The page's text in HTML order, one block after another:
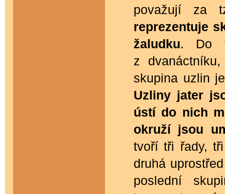
považují za
reprezentuje
žaludku. Do
z
skupina uzlin
Uzliny jater
ústí do nich
okruží jsou
tvoří tři řady,
druhá
poslední